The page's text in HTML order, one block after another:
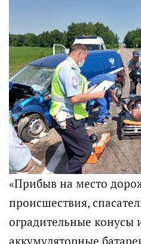
«Прибыв на место
происшествия,
оградительные конусы
аккумуляторные